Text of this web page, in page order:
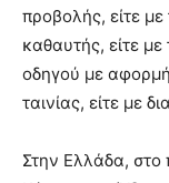
προβολής, είτε
καθαυτής, είτε με
οδηγού με
ταινίας, είτε με
Στην Ελλάδα, στο